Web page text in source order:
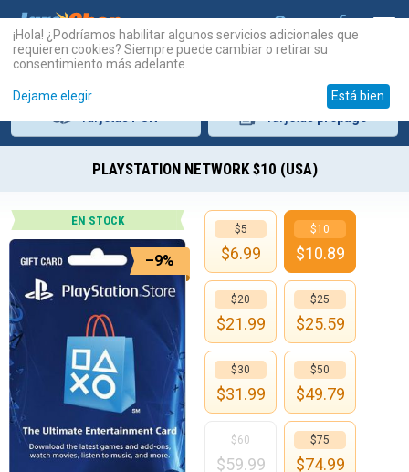
PLAYSTATION NETWORK $10 (USA)
EN STOCK
–9%
$5
$6.99
$10
$10.89
$20
$21.99
$25
$25.59
$30
$31.99
$50
$49.79
$60
$59.99
$75
$74.99
¡Hola! ¿Podríamos habilitar algunos servicios adicionales que
requieren cookies? Siempre puede cambiar o retirar su
consentimiento más adelante.
Dejame elegir Está bien